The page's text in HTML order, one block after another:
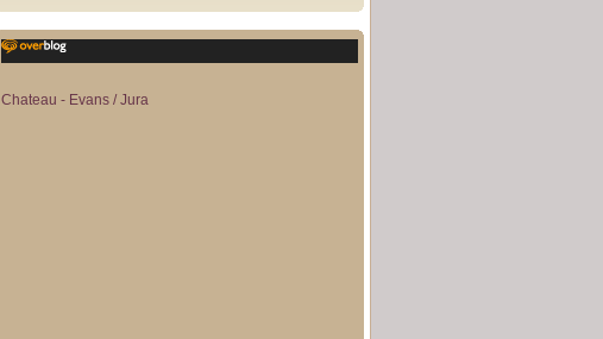
Chateau - Evans / Jura